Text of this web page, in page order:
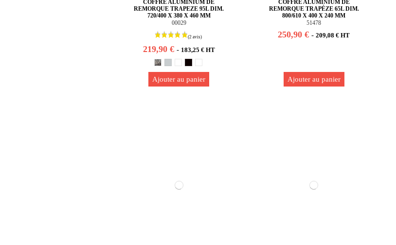
COFFRE ALUMINIUM DE
REMORQUE TRAPEZE 95L DIM.
720/400 X 380 X 460 MM
00029
219,90 € - 183,25 € HT
Ajouter au panier
COFFRE ALUMINIUM DE
REMORQUE TRAPÈZE 65L DIM.
800/610 X 400 X 240 MM
51478
250,90 €-209,08 € HT
Ajouter au panier